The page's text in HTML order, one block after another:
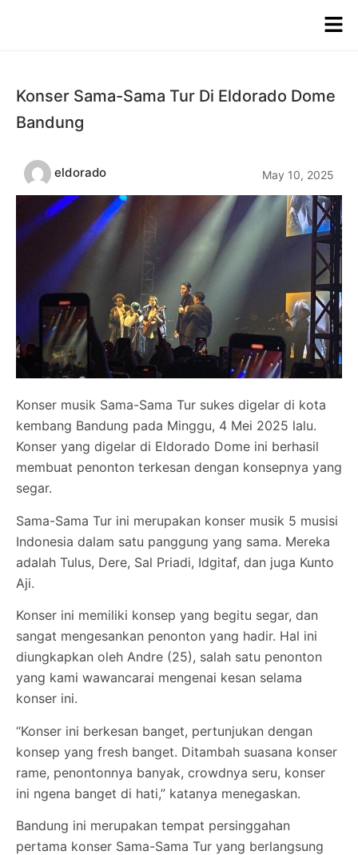
Konser Sama-Sama Tur Di Eldorado Dome
Bandung
eldorado May 10, 2025
Konser musik Sama-Sama Tur sukes digelar di kota
kembang Bandung pada Minggu, 4 Mei 2025 lalu.
Konser yang digelar di Eldorado Dome ini berhasil
membuat penonton terkesan dengan konsepnya yang
segar.
Sama-Sama Tur ini merupakan konser musik 5 musisi
Indonesia dalam satu panggung yang sama. Mereka
adalah Tulus, Dere, Sal Priadi, Idgitaf, dan juga Kunto
Aji.
Konser ini memiliki konsep yang begitu segar, dan
sangat mengesankan penonton yang hadir. Hal ini
diungkapkan oleh Andre (25), salah satu penonton
yang kami wawancarai mengenai kesan selama
konser ini.
“Konser ini berkesan banget, pertunjukan dengan
konsep yang fresh banget. Ditambah suasana konser
rame, penontonnya banyak, crowdnya seru, konser
ini ngena banget di hati,” katanya menegaskan.
Bandung ini merupakan tempat persinggahan
pertama konser Sama-Sama Tur yang berlangsung